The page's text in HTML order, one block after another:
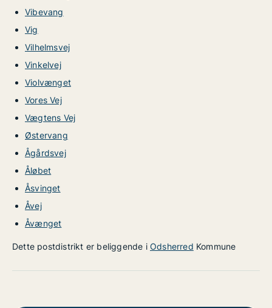
Vibevang
Vig
Vilhelmsvej
Vinkelvej
Violvænget
Vores Vej
Vægtens Vej
Østervang
Ågårdsvej
Åløbet
Åsvinget
Åvej
Åvænget
Dette postdistrikt er beliggende i Odsherred Kommune